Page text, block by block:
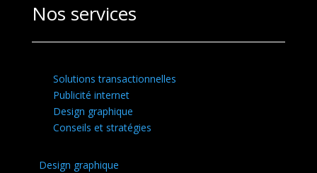
Nos services
Solutions transactionnelles
Publicité internet
Design graphique
Conseils et stratégies
Design graphique